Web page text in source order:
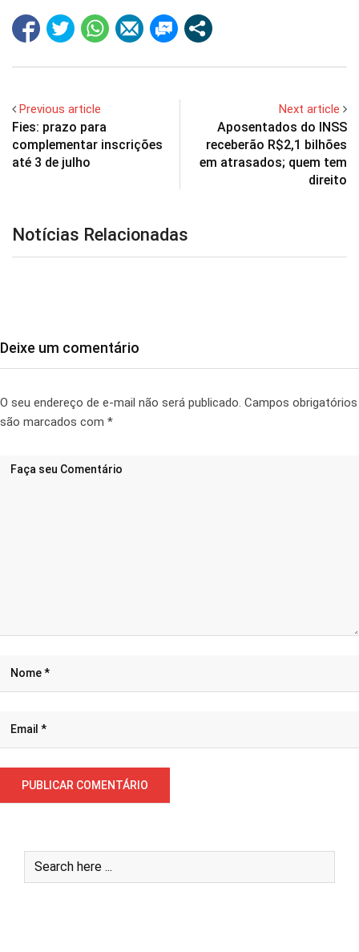
Previous article
Fies: prazo para
complementar inscrições
até 3 de julho
Next article
Aposentados do INSS
receberão R$2,1 bilhões
em atrasados; quem tem
direito
Notícias Relacionadas
Deixe um comentário
O seu endereço de e-mail não será publicado. Campos obrigatórios
são marcados com *